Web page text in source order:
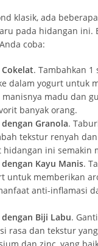
klasik, ada
pada hidangan ini.
coba:
. Tambahkan 1
dalam yogurt untuk
madu dan
banyak orang.
Granola.
tekstur renyah
ini semakin
Kayu Manis.
untuk memberikan
anti-inflamasi
Biji Labu.
rasa dan tekstur